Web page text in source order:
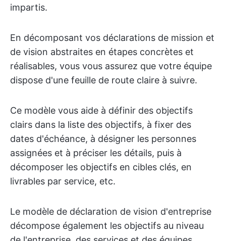
impartis.
En décomposant vos déclarations de mission et
de vision abstraites en étapes concrètes et
réalisables, vous vous assurez que votre équipe
dispose d'une feuille de route claire à suivre.
Ce modèle vous aide à définir des objectifs
clairs dans la liste des objectifs, à fixer des
dates d'échéance, à désigner les personnes
assignées et à préciser les détails, puis à
décomposer les objectifs en cibles clés, en
livrables par service, etc.
Le modèle de déclaration de vision d'entreprise
décompose également les objectifs au niveau